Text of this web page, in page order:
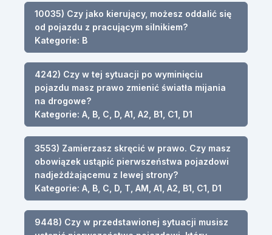
10035) Czy jako kierujący, możesz oddalić się
od pojazdu z pracującym silnikiem?
Kategorie: B
4242) Czy w tej sytuacji po wyminięciu
pojazdu masz prawo zmienić światła mijania
na drogowe?
Kategorie: A, B, C, D, A1, A2, B1, C1, D1
3553) Zamierzasz skręcić w prawo. Czy masz
obowiązek ustąpić pierwszeństwa pojazdowi
nadjeżdżającemu z lewej strony?
Kategorie: A, B, C, D, T, AM, A1, A2, B1, C1, D1
9448) Czy w przedstawionej sytuacji musisz